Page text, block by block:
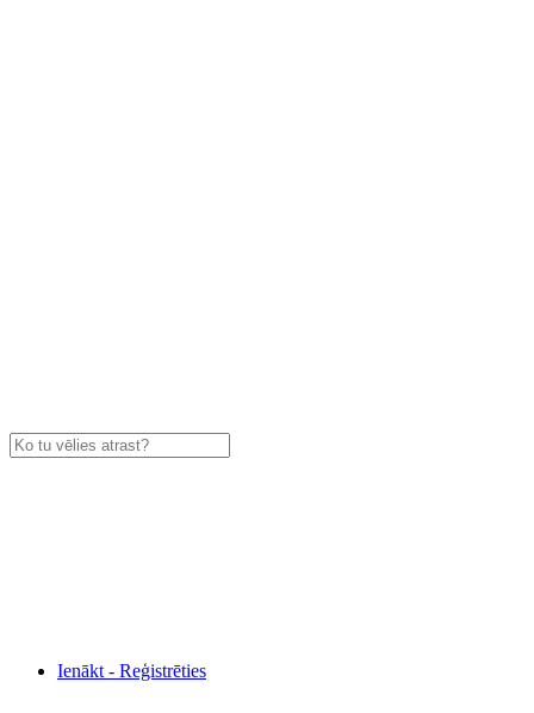
Ienākt - Reģistrēties